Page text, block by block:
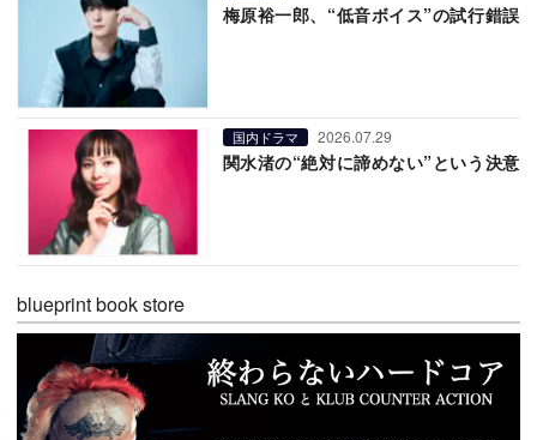
梅原裕一郎、“低音ボイス”の試行錯誤
国内ドラマ 2026.07.29
関水渚の“絶対に諦めない”という決意
blueprint book store